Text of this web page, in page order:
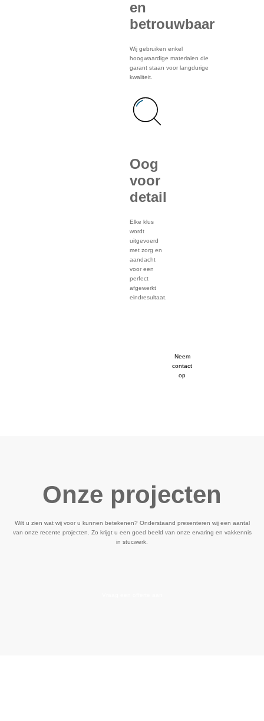
en
betrouwbaar
Wij gebruiken enkel
hoogwaardige materialen die
garant staan voor langdurige
kwaliteit.
Oog
voor
detail
Elke klus
wordt
uitgevoerd
met zorg en
aandacht
voor een
perfect
afgewerkt
eindresultaat.
Neem
contact
op
Onze projecten
Wilt u zien wat wij voor u kunnen betekenen? Onderstaand presenteren wij een aantal
van onze recente projecten. Zo krijgt u een goed beeld van onze ervaring en vakkennis
in stucwerk.